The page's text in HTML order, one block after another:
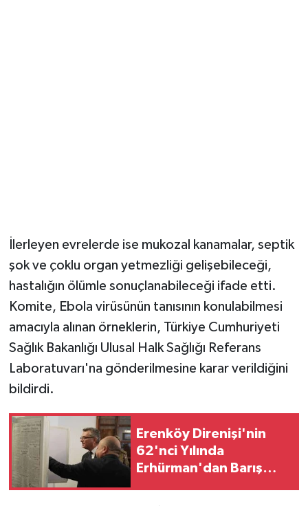
İlerleyen evrelerde ise mukozal kanamalar, septik
şok ve çoklu organ yetmezliği gelişebileceği,
hastalığın ölümle sonuçlanabileceği ifade etti.
Komite, Ebola virüsünün tanısının konulabilmesi
amacıyla alınan örneklerin, Türkiye Cumhuriyeti
Sağlık Bakanlığı Ulusal Halk Sağlığı Referans
Laboratuvarı'na gönderilmesine karar verildiğini
bildirdi.
Erenköy Direnişi'nin
62'nci Yılında
Erhürman'dan Barış